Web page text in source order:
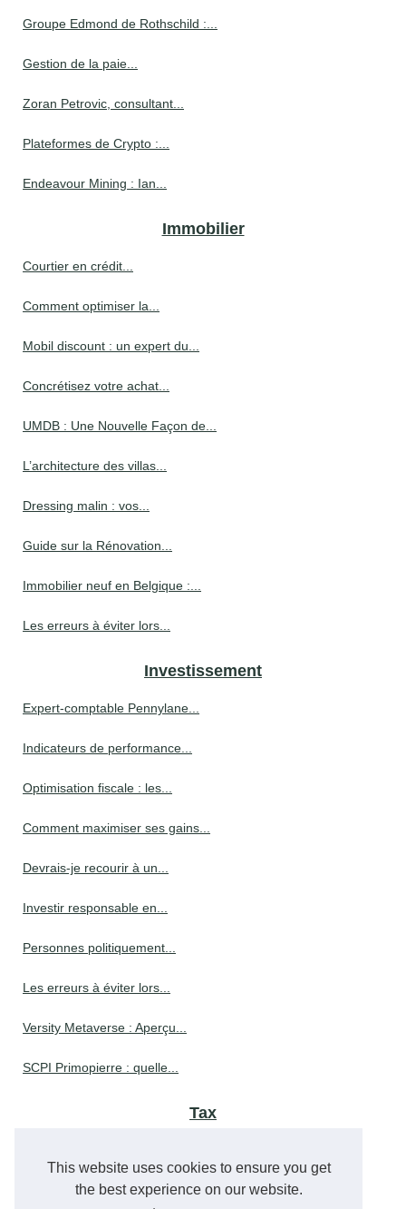
This website uses cookies to ensure you get
the best experience on our website.
Groupe Edmond de Rothschild :...
Gestion de la paie...
Zoran Petrovic, consultant...
Plateformes de Crypto :...
Endeavour Mining : Ian...
Immobilier
Courtier en crédit...
Comment optimiser la...
Mobil discount : un expert du...
Concrétisez votre achat...
UMDB : Une Nouvelle Façon de...
L’architecture des villas...
Dressing malin : vos...
Guide sur la Rénovation...
Immobilier neuf en Belgique :...
Les erreurs à éviter lors...
Investissement
Expert-comptable Pennylane...
Indicateurs de performance...
Optimisation fiscale : les...
Comment maximiser ses gains...
Devrais-je recourir à un...
Investir responsable en...
Personnes politiquement...
Les erreurs à éviter lors...
Versity Metaverse : Aperçu...
SCPI Primopierre : quelle...
Tax
Mode de calcul pour le taux...